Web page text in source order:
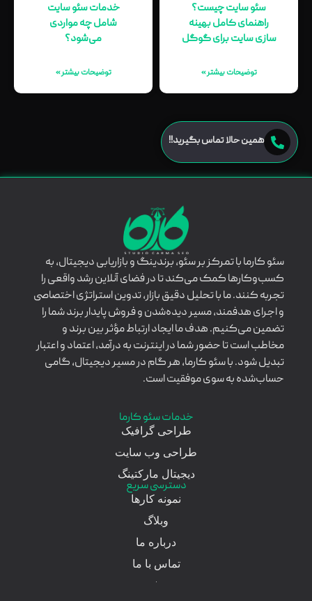
سئو سایت چیست؟
راهنمای کامل بهینه‌
سازی سایت برای گوگل
توضیحات بیشتر »
خدمات سئو سایت
شامل چه مواردی
می‌شود؟
توضیحات بیشتر »
همین حالا تماس بگیرید!!
سئو کارما با تمرکز بر سئو، برندینگ و بازاریابی دیجیتال، به
کسب‌وکارها کمک می‌کند تا در فضای آنلاین رشد واقعی را
تجربه کنند. ما با تحلیل دقیق بازار، تدوین استراتژی اختصاصی
و اجرای هدفمند، مسیر دیده‌شدن و فروش پایدار برند شما را
تضمین می‌کنیم. هدف ما ایجاد ارتباط مؤثر بین برند و
مخاطب است تا حضور شما در اینترنت به درآمد، اعتماد و اعتبار
تبدیل شود. با سئو کارما، هر گام در مسیر دیجیتال، گامی
حساب‌شده به سوی موفقیت است.
خدمات سئو کارما
طراحی گرافیک
طراحی وب سایت
دیجیتال مارکتینگ
دسترسی سریع
نمونه کارها
وبلاگ
درباره ما
تماس با ما